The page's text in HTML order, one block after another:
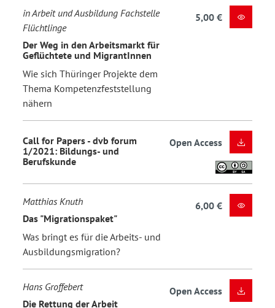
in Arbeit und Ausbildung Fachstelle
Flüchtlinge
Der Weg in den Arbeitsmarkt für
Geflüchtete und MigrantInnen
Wie sich Thüringer Projekte dem
Thema Kompetenzfeststellung
nähern
5,00 €
Call for Papers - dvb forum
1/2021: Bildungs- und
Berufskunde
Open Access
Matthias Knuth
Das "Migrationspaket"
Was bringt es für die Arbeits- und
Ausbildungsmigration?
6,00 €
Hans Groffebert
Die Rettung der Arbeit
Open Access